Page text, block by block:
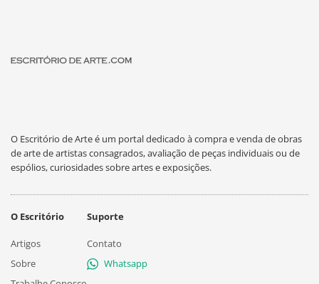
O Escritório de Arte é um portal dedicado à compra e venda de obras
de arte de artistas consagrados, avaliação de peças individuais ou de
espólios, curiosidades sobre artes e exposições.
O Escritório
Artigos
Sobre
Suporte
Contato
Whatsapp